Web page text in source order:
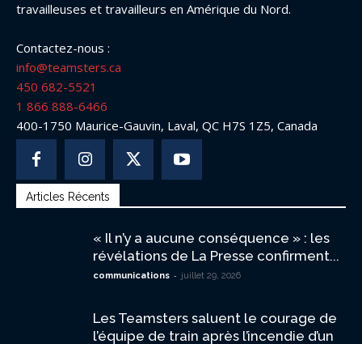
travailleuses et travailleurs en Amérique du Nord.
Contactez-nous :
info@teamsters.ca
450 682-5521
1 866 888-6466
400-1750 Maurice-Gauvin, Laval, QC H7S 1Z5, Canada
Articles Récents
« Il n’y a aucune conséquence » : les
révélations de La Presse confirment...
communications - juillet 29, 2026
Les Teamsters saluent le courage de
l’équipe de train après l’incendie d’un